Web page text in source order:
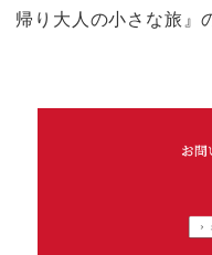
帰り大人の小さな旅』